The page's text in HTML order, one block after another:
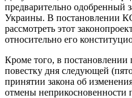
предварительно одобренный
Украины. В постановлении КС
рассмотреть этот
относительно его
Кроме того, в постановлении
повестку дня следующей
принятии закона об
отмены неприкосновенности